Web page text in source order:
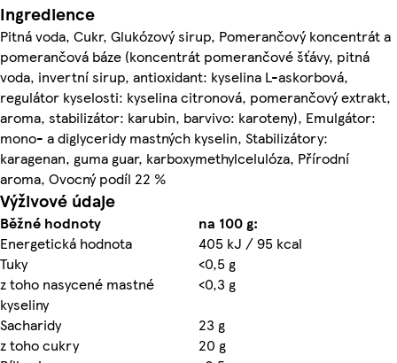
Ingredience
Pitná voda, Cukr, Glukózový sirup, Pomerančový koncentrát a
pomerančová báze (koncentrát pomerančové šťávy, pitná
voda, invertní sirup, antioxidant: kyselina L-askorbová,
regulátor kyselosti: kyselina citronová, pomerančový extrakt,
aroma, stabilizátor: karubin, barvivo: karoteny), Emulgátor:
mono- a diglyceridy mastných kyselin, Stabilizátory:
karagenan, guma guar, karboxymethylcelulóza, Přírodní
aroma, Ovocný podíl 22 %
Výživové údaje
Běžné hodnoty
na 100 g:
Energetická hodnota
405 kJ / 95 kcal
Tuky
<0,5 g
z toho nasycené mastné
kyseliny
<0,3 g
Sacharidy
23 g
z toho cukry
20 g